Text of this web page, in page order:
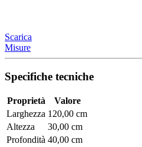
Scarica
Misure
Specifiche tecniche
Proprietà
Valore
Larghezza 120,00 cm
Altezza
30,00 cm
Profondità 40,00 cm